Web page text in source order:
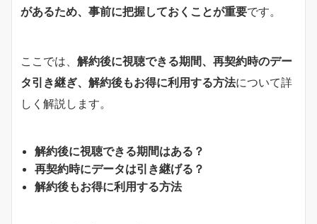
があるため、事前に把握しておくことが重要です。
ここでは、 解約後に視聴できる期間、再契約時のデー
タ引き継ぎ、解約後もお得に利用する方法について詳
しく解説します。
解約後に視聴できる期間はある？
再契約時にデータは引き継げる？
解約後もお得に利用する方法